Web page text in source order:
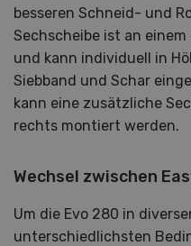
besseren Schneid- und
Sechscheibe ist an
und kann individuell in
Siebband und Schar
kann eine zusätzliche
rechts montiert werden.
Wechsel zwischen
Um die Evo 280 in
unterschiedlichsten